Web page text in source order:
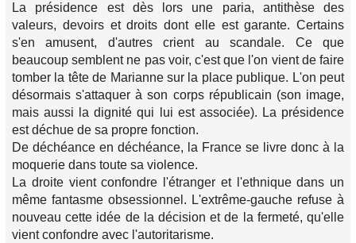
La présidence est dès lors une paria, antithèse des
valeurs, devoirs et droits dont elle est garante. Certains
s'en amusent, d'autres crient au scandale. Ce que
beaucoup semblent ne pas voir, c'est que l'on vient de faire
tomber la tête de Marianne sur la place publique. L'on peut
désormais s'attaquer à son corps républicain (son image,
mais aussi la dignité qui lui est associée). La présidence
est déchue de sa propre fonction.
De déchéance en déchéance, la France se livre donc à la
moquerie dans toute sa violence.
La droite vient confondre l'étranger et l'ethnique dans un
même fantasme obsessionnel. L'extrême-gauche refuse à
nouveau cette idée de la décision et de la fermeté, qu'elle
vient confondre avec l'autoritarisme.